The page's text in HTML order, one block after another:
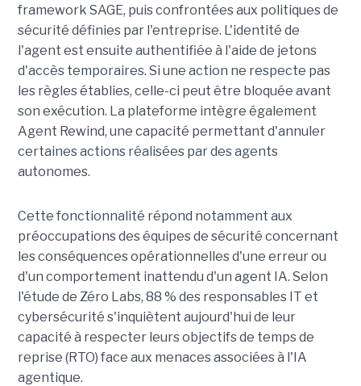
framework SAGE, puis confrontées aux politiques de
sécurité définies par l'entreprise. L'identité de
l'agent est ensuite authentifiée à l'aide de jetons
d'accès temporaires. Si une action ne respecte pas
les règles établies, celle-ci peut être bloquée avant
son exécution. La plateforme intègre également
Agent Rewind, une capacité permettant d'annuler
certaines actions réalisées par des agents
autonomes.
Cette fonctionnalité répond notamment aux
préoccupations des équipes de sécurité concernant
les conséquences opérationnelles d'une erreur ou
d'un comportement inattendu d'un agent IA. Selon
l'étude de Zéro Labs, 88 % des responsables IT et
cybersécurité s'inquiètent aujourd'hui de leur
capacité à respecter leurs objectifs de temps de
reprise (RTO) face aux menaces associées à l'IA
agentique.